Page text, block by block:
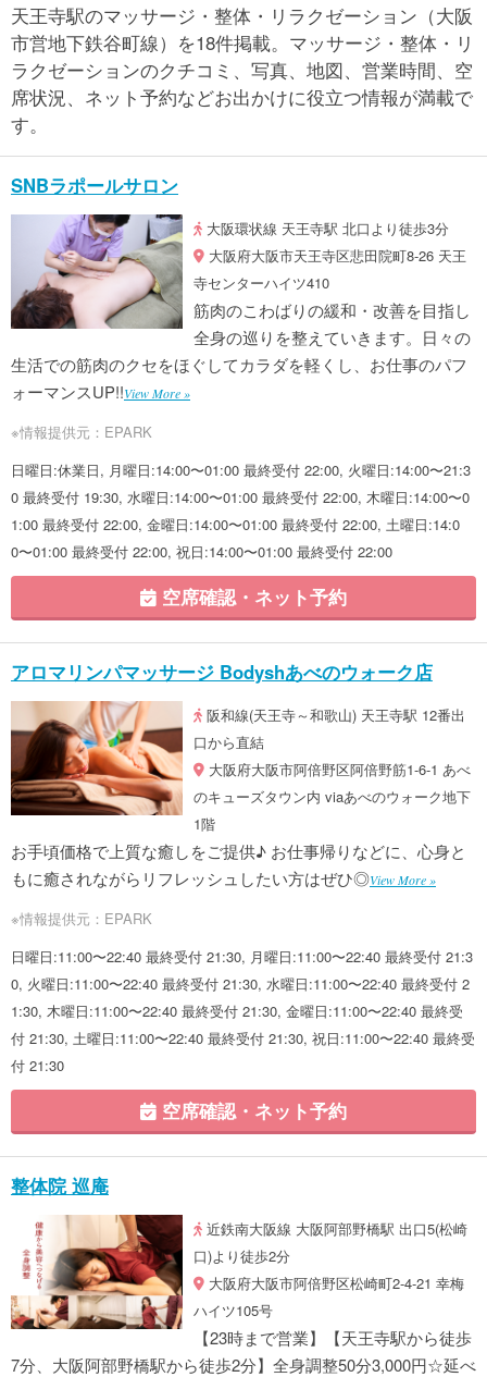
天王寺駅のマッサージ・整体・リラクゼーション（大阪
市営地下鉄谷町線）を18件掲載。マッサージ・整体・リ
ラクゼーションのクチコミ、写真、地図、営業時間、空
席状況、ネット予約などお出かけに役立つ情報が満載で
す。
SNBラポールサロン
大阪環状線 天王寺駅 北口より徒歩3分
大阪府大阪市天王寺区悲田院町8-26 天王
寺センターハイツ410
筋肉のこわばりの緩和・改善を目指し
全身の巡りを整えていきます。日々の
生活での筋肉のクセをほぐしてカラダを軽くし、お仕事のパフ
ォーマンスUP!!View More »
※情報提供元：EPARK
日曜日:休業日, 月曜日:14:00〜01:00 最終受付 22:00, 火曜日:14:00〜21:3
0 最終受付 19:30, 水曜日:14:00〜01:00 最終受付 22:00, 木曜日:14:00〜0
1:00 最終受付 22:00, 金曜日:14:00〜01:00 最終受付 22:00, 土曜日:14:0
0〜01:00 最終受付 22:00, 祝日:14:00〜01:00 最終受付 22:00
空席確認・ネット予約
アロマリンパマッサージ Bodyshあべのウォーク店
阪和線(天王寺～和歌山) 天王寺駅 12番出
口から直結
大阪府大阪市阿倍野区阿倍野筋1-6-1 あべ
のキューズタウン内 viaあべのウォーク地下
1階
お手頃価格で上質な癒しをご提供♪ お仕事帰りなどに、心身と
もに癒されながらリフレッシュしたい方はぜひ◎View More »
※情報提供元：EPARK
日曜日:11:00〜22:40 最終受付 21:30, 月曜日:11:00〜22:40 最終受付 21:3
0, 火曜日:11:00〜22:40 最終受付 21:30, 水曜日:11:00〜22:40 最終受付 2
1:30, 木曜日:11:00〜22:40 最終受付 21:30, 金曜日:11:00〜22:40 最終受
付 21:30, 土曜日:11:00〜22:40 最終受付 21:30, 祝日:11:00〜22:40 最終受
付 21:30
空席確認・ネット予約
整体院 巡庵
近鉄南大阪線 大阪阿部野橋駅 出口5(松崎
口)より徒歩2分
大阪府大阪市阿倍野区松崎町2-4-21 幸梅
ハイツ105号
【23時まで営業】【天王寺駅から徒歩
7分、大阪阿部野橋駅から徒歩2分】全身調整50分3,000円☆延べ